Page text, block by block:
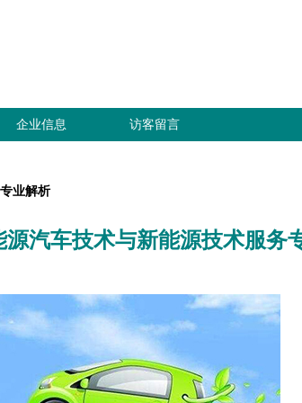
企业信息 访客留言
业解析
汽车技术与新能源技术服务